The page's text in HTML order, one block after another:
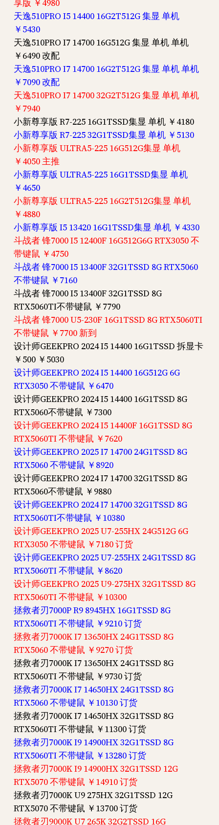
享版 ￥4980
天逸510PRO I5 14400 16G2T512G 集显 单机
￥5430
天逸510PRO I7 14700 16G512G 集显 单机 单机
￥6490 改配
天逸510PRO I7 14700 16G2T512G 集显 单机 单机
￥7090 改配
天逸510PRO I7 14700 32G2T512G 集显 单机 单机
￥7940
小新尊享版 R7-225 16G1TSSD集显 单机 ￥4180
小新尊享版 R7-225 32G1TSSD集显 单机 ￥5130
小新尊享版 ULTRA5-225 16G512G集显 单机
￥4050 主推
小新尊享版 ULTRA5-225 16G1TSSD集显 单机
￥4650
小新尊享版 ULTRA5-225 16G2T512G集显 单机
￥4880
小新尊享版 I5 13420 16G1TSSD集显 单机 ￥4330
斗战者 锋7000 I5 12400F 16G512G6G RTX3050 不
带键鼠 ￥4750
斗战者 锋7000 I5 13400F 32G1TSSD 8G RTX5060
不带键鼠 ￥7160
斗战者 锋7000 I5 13400F 32G1TSSD 8G
RTX5060TI不带键鼠 ￥7790
斗战者 锋7000 U5-230F 16G1TSSD 8G RTX5060TI
不带键鼠 ￥7700 新到
设计师GEEKPRO 2024 I5 14400 16G1TSSD 拆显卡
￥500 ￥5030
设计师GEEKPRO 2024 I5 14400 16G512G 6G
RTX3050 不带键鼠 ￥6470
设计师GEEKPRO 2024 I5 14400 16G1TSSD 8G
RTX5060不带键鼠 ￥7300
设计师GEEKPRO 2024 I5 14400F 16G1TSSD 8G
RTX5060TI 不带键鼠 ￥7620
设计师GEEKPRO 2025 I7 14700 24G1TSSD 8G
RTX5060 不带键鼠 ￥8920
设计师GEEKPRO 2024 I7 14700 32G1TSSD 8G
RTX5060不带键鼠 ￥9880
设计师GEEKPRO 2024 I7 14700 32G1TSSD 8G
RTX5060TI不带键鼠 ￥10380
设计师GEEKPRO 2025 U7-255HX 24G512G 6G
RTX3050 不带键鼠 ￥7180 订货
设计师GEEKPRO 2025 U7-255HX 24G1TSSD 8G
RTX5060TI 不带键鼠 ￥8620
设计师GEEKPRO 2025 U9-275HX 32G1TSSD 8G
RTX5060TI 不带键鼠 ￥10300
拯救者刃7000P R9 8945HX 16G1TSSD 8G
RTX5060TI 不带键鼠 ￥9210 订货
拯救者刃7000K I7 13650HX 24G1TSSD 8G
RTX5060 不带键鼠 ￥9270 订货
拯救者刃7000K I7 13650HX 24G1TSSD 8G
RTX5060TI 不带键鼠 ￥9730 订货
拯救者刃7000K I7 14650HX 24G1TSSD 8G
RTX5060 不带键鼠 ￥10130 订货
拯救者刃7000K I7 14650HX 32G1TSSD 8G
RTX5060TI 不带键鼠 ￥11300 订货
拯救者刃7000K I9 14900HX 32G1TSSD 8G
RTX5060TI 不带键鼠 ￥13280 订货
拯救者刃7000K I9 14900HX 32G1TSSD 12G
RTX5070 不带键鼠 ￥14910 订货
拯救者刃7000K U9 275HX 32G1TSSD 12G
RTX5070 不带键鼠 ￥13700 订货
拯救者刃9000K U7 265K 32G2TSSD 16G